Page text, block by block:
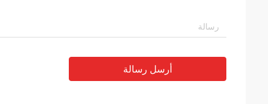
أرسل رسالة